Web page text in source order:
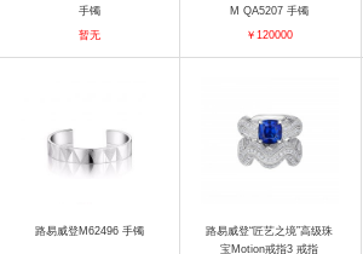
手镯
暂无
M QA5207 手镯
￥120000
路易威登M62496 手镯
路易威登“匠艺之境”高级珠
宝Motion戒指3 戒指